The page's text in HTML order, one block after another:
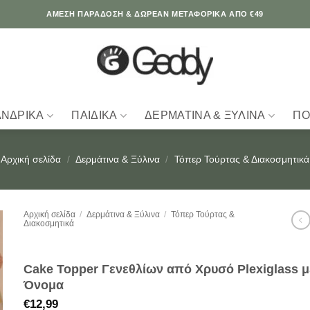
ΆΜΕΣΗ ΠΑΡΑΔΟΣΗ & ΔΩΡΕΑΝ ΜΕΤΑΦΟΡΙΚΑ ΑΠΟ €49
ΠΑΙΔΙΚΆ ΔΕΡΜΆΤΙΝΑ & ΞΎΛΙΝΑ
Αρχική σελίδα / Δερμάτινα & Ξύλινα / Τόπερ Τούρτας & Διακοσμητικά
Αρχική σελίδα / Δερμάτινα & Ξύλινα / Τόπερ Τούρτας &
Διακοσμητικά
Cake Topper Γενεθλίων από Χρυσό Plexiglass
Όνομα
€12,99